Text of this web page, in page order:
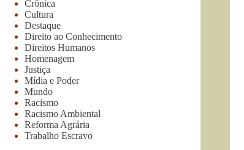
Crônica
Cultura
Destaque
Direito ao Conhecimento
Direitos Humanos
Homenagem
Justiça
Mídia e Poder
Mundo
Racismo
Racismo Ambiental
Reforma Agrária
Trabalho Escravo